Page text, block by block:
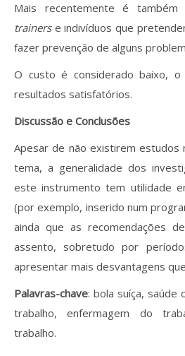
Mais recentemente é também
trainerse indivíduos que
fazer prevenção de alguns
O custo é considerado baixo,
resultados satisfatórios.
Discussão e Conclusões
Apesar de não existirem
tema, a generalidade dos
este instrumento tem utilidade
(por exemplo, inserido num
ainda que as recomendações
assento, sobretudo por
apresentar mais desvantagens
Palavras-chave: bola suíça, saúde
trabalho, enfermagem do
trabalho.